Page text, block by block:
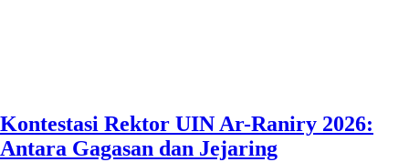
Kontestasi Rektor UIN Ar-Raniry 2026:
Antara Gagasan dan Jejaring